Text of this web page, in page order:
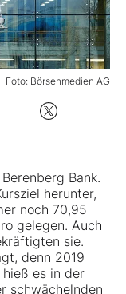
Foto: Börsenmedien AG
Bank.
herunter,
noch 70,95
gelegen. Auch
sie.
denn 2019
es in der
schwächelnden